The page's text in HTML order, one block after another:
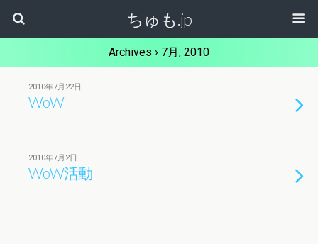
ちゅも.jp
Archives › 7月, 2010
2010年7月22日
WoW
2010年7月2日
WoW活動